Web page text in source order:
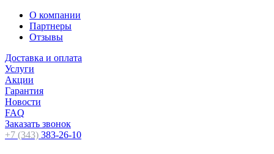
О компании
Партнеры
Отзывы
Доставка и оплата
Услуги
Акции
Гарантия
Новости
FAQ
Заказать звонок
+7 (343) 383-26-10